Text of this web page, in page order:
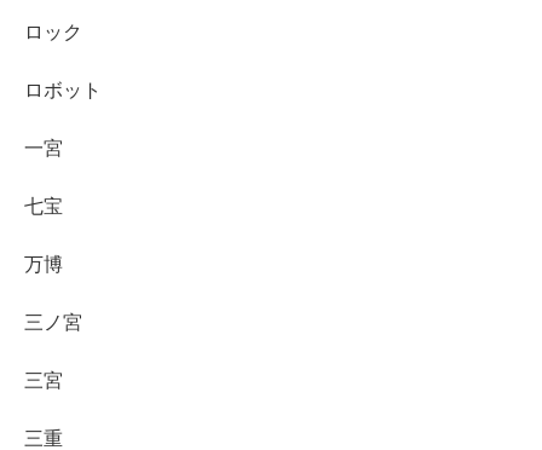
ロック
ロボット
一宮
七宝
万博
三ノ宮
三宮
三重